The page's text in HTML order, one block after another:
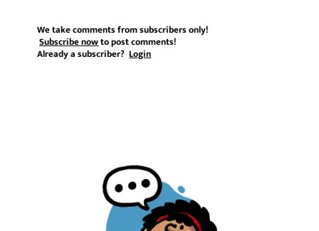
We take comments from subscribers only!
Subscribe nowto post comments!
Already a subscriber?Login